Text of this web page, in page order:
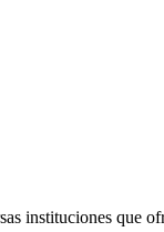
instituciones que